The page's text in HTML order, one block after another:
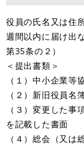
役員の氏名又は住
週間以内に届け出
第35条の２）
＜提出書類＞
（１）中小企業等
（２）新旧役員名
（３）変更した
を記載した書面
（４）総会（又